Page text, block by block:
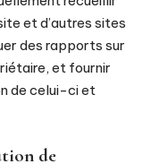
et d’autres sites
des rapports sur
et fournir
de celui-ci et
de